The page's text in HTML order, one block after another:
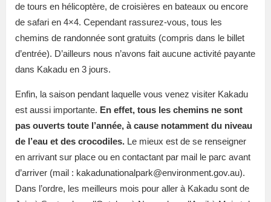
de tours en hélicoptère, de croisières en bateaux ou encore
de safari en 4×4. Cependant rassurez-vous, tous les
chemins de randonnée sont gratuits (compris dans le billet
d’entrée). D’ailleurs nous n’avons fait aucune activité payante
dans Kakadu en 3 jours.
Enfin, la saison pendant laquelle vous venez visiter Kakadu
est aussi importante. En effet, tous les chemins ne sont
pas ouverts toute l’année, à cause notamment du niveau
de l’eau et des crocodiles. Le mieux est de se renseigner
en arrivant sur place ou en contactant par mail le parc avant
d’arriver (mail : kakadunationalpark@environment.gov.au).
Dans l’ordre, les meilleurs mois pour aller à Kakadu sont de